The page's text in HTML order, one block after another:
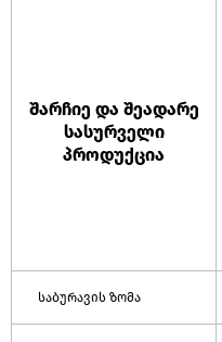
შარჩიე და შეადარე
სასურველი
პროდუქცია
საბურავის ზომა